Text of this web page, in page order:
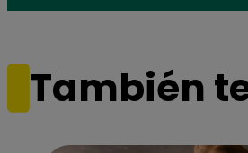
También